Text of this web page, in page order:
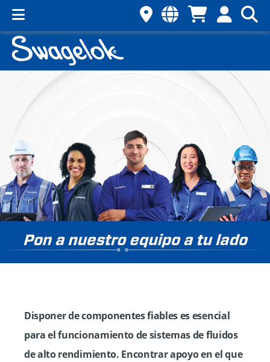
Disponer de componentes fiables es esencial
para el funcionamiento de sistemas de fluidos
de alto rendimiento. Encontrar apoyo en el que